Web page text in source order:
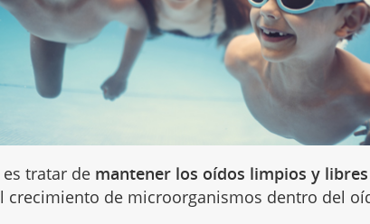
tratar de mantener los oídos limpios y
crecimiento de microorganismos dentro del